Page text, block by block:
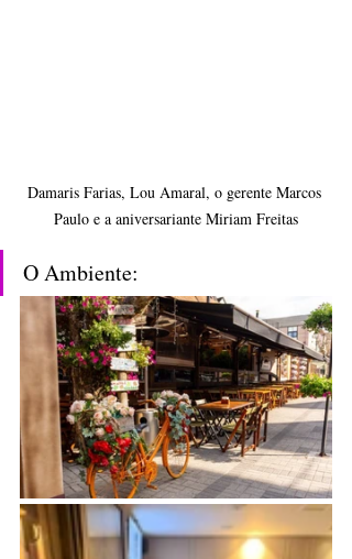
Damaris Farias, Lou Amaral, o gerente Marcos
Paulo e a aniversariante Miriam Freitas
O Ambiente: